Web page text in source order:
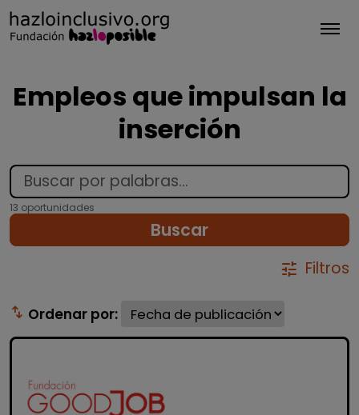
Empleos que impulsan la
inserción
13 oportunidades
Buscar
tune Filtros
swap_vert Ordenar por: